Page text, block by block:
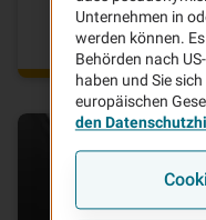
Unternehmen in
werden können.
Behörden nach
haben und Sie
europäischen
den